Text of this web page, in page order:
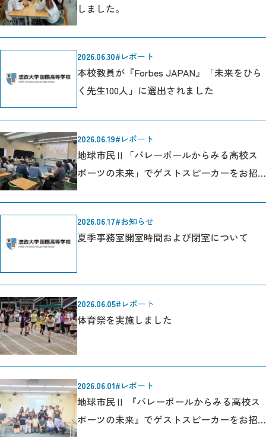
しました。
2026.06.30#レポート
本校教員が『Forbes JAPAN』「未来をひら
く先生100人」に選出されました
2026.06.19#レポート
地球市民Ⅱ「バレーボールからみる高校ス
ポーツの未来」でゲストスピーカーをお招
2026.06.17#お知らせ
夏季事務室開室時間および閉室について
2026.06.05#レポート
体育祭を実施しました
2026.06.01#レポート
地球市民Ⅱ 『バレーボールからみる高校ス
ポーツの未来』でゲストスピーカーをお招